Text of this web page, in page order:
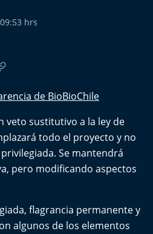
hrs
de BioBioChile
veto sustitutivo a la ley de
todo el proyecto y no
Se mantendrá
pero modificando aspectos
flagrancia permanente y
algunos de los elementos